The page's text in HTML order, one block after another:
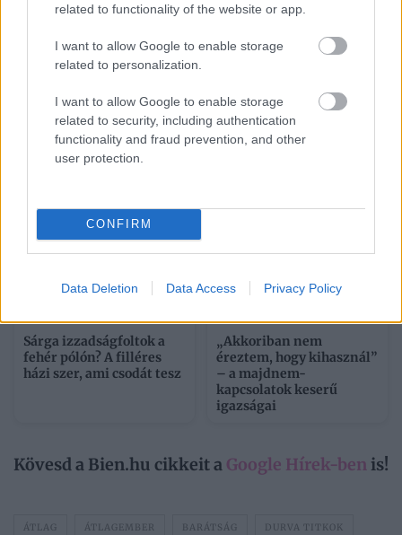
related to functionality of the website or app.
I want to allow Google to enable storage
related to personalization.
I want to allow Google to enable storage
related to security, including authentication
functionality and fraud prevention, and other
user protection.
CONFIRM
Data Deletion Data Access Privacy Policy
történetnek két oldala
van, a Netflix idei eddigi
legnézettebb, 104
milliószor megtekintett
sorozata?
augusztus 7. – Nincs idő
tétovázni
Sárga izzadságfoltok a
fehér pólón? A filléres
házi szer, ami csodát tesz
„Akkoriban nem
éreztem, hogy kihasznál”
– a majdnem-
kapcsolatok keserű
igazságai
Kövesd a Bien.hu cikkeit a Google Hírek-ben is!
ÁTLAG ÁTLAGEMBER BARÁTSÁG DURVA TITKOK